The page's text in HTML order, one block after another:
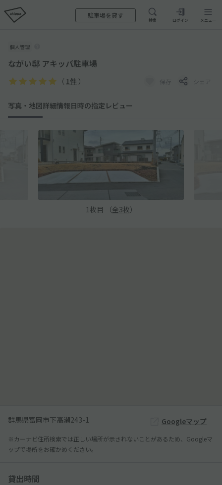
駐車場を貸す
検索 ログイン メニュー
個人管理
ながい邸 アキッパ駐車場
（ 1件 ） 保存 シェア
写真・地図詳細情報日時の指定 レビュー
1枚目 （全3枚）
群馬県富岡市下高瀬243-1 Googleマップ
※カーナビ住所検索では正しい場所が示されないことがあるため、Googleマ
ップで場所をお確かめください。
貸出時間